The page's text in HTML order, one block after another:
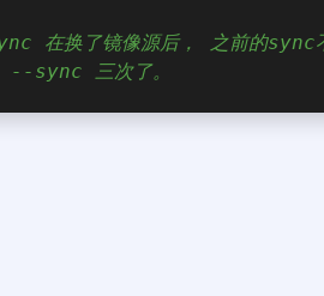
在换了镜像源后， 之前的sync
--sync 三次了。